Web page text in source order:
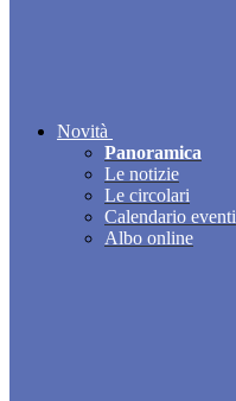
Novità
Panoramica
Le notizie
Le circolari
Calendario eventi
Albo online